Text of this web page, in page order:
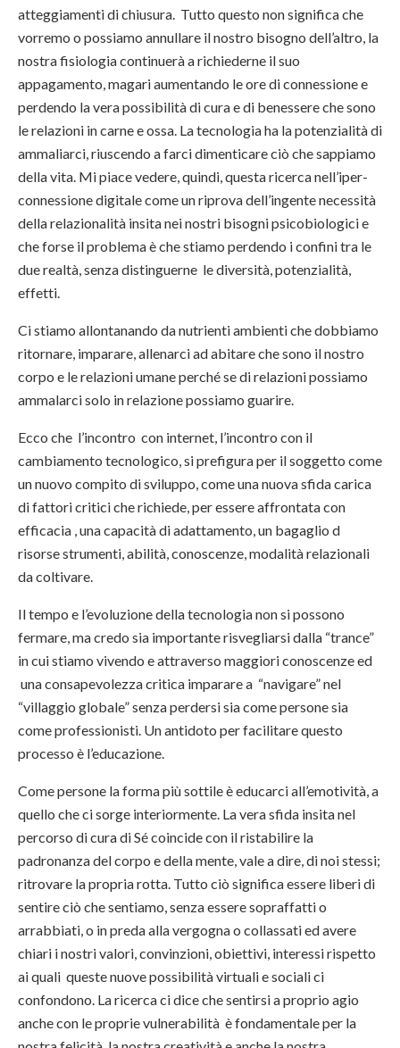
atteggiamenti di chiusura. Tutto questo non significa che
vorremo o possiamo annullare il nostro bisogno dell’altro, la
nostra fisiologia continuerà a richiederne il suo
appagamento, magari aumentando le ore di connessione e
perdendo la vera possibilità di cura e di benessere che sono
le relazioni in carne e ossa. La tecnologia ha la potenzialità di
ammaliarci, riuscendo a farci dimenticare ciò che sappiamo
della vita. Mi piace vedere, quindi, questa ricerca nell’iper-
connessione digitale come un riprova dell’ingente necessità
della relazionalità insita nei nostri bisogni psicobiologici e
che forse il problema è che stiamo perdendo i confini tra le
due realtà, senza distinguerne le diversità, potenzialità,
effetti.
Ci stiamo allontanando da nutrienti ambienti che dobbiamo
ritornare, imparare, allenarci ad abitare che sono il nostro
corpo e le relazioni umane perché se di relazioni possiamo
ammalarci solo in relazione possiamo guarire.
Ecco che l’incontro con internet, l’incontro con il
cambiamento tecnologico, si prefigura per il soggetto come
un nuovo compito di sviluppo, come una nuova sfida carica
di fattori critici che richiede, per essere affrontata con
efficacia , una capacità di adattamento, un bagaglio d
risorse strumenti, abilità, conoscenze, modalità relazionali
da coltivare.
Il tempo e l’evoluzione della tecnologia non si possono
fermare, ma credo sia importante risvegliarsi dalla “trance”
in cui stiamo vivendo e attraverso maggiori conoscenze ed
una consapevolezza critica imparare a “navigare” nel
“villaggio globale” senza perdersi sia come persone sia
come professionisti. Un antidoto per facilitare questo
processo è l’educazione.
Come persone la forma più sottile è educarci all’emotività, a
quello che ci sorge interiormente. La vera sfida insita nel
percorso di cura di Sé coincide con il ristabilire la
padronanza del corpo e della mente, vale a dire, di noi stessi;
ritrovare la propria rotta. Tutto ciò significa essere liberi di
sentire ciò che sentiamo, senza essere sopraffatti o
arrabbiati, o in preda alla vergogna o collassati ed avere
chiari i nostri valori, convinzioni, obiettivi, interessi rispetto
ai quali queste nuove possibilità virtuali e sociali ci
confondono. La ricerca ci dice che sentirsi a proprio agio
anche con le proprie vulnerabilità è fondamentale per la